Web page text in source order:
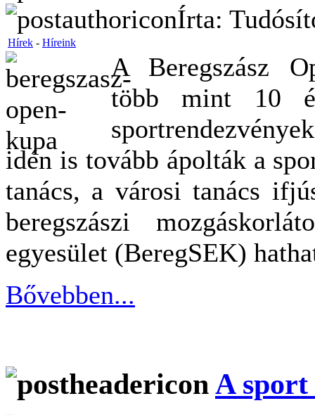
Írta:
Hírek - Híreink
A Beregszász
több mint 10
idén is tovább ápolták a
tanács, a városi tanács
beregszászi
egyesület (BeregSEK)
Bővebben...
A sport